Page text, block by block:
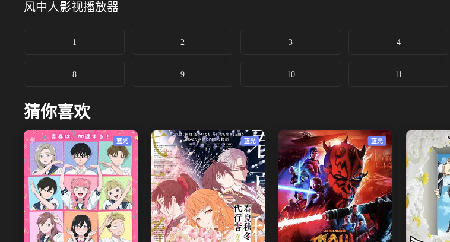
风中人影视播放器
1 2 3 4
8 9 10 11
猜你喜欢
蓝光 蓝光 蓝光